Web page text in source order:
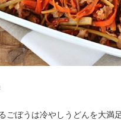
ごぼうは冷やしうどんを大満